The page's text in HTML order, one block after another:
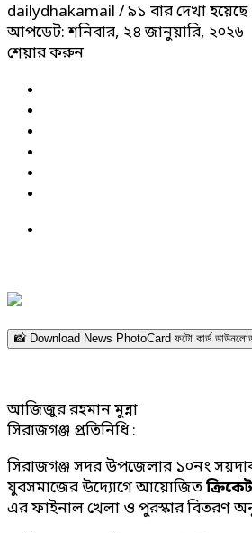
dailydhakamail / ৯১ বার দেখা হয়েছে
আপডেট: শনিবার, ২৪ জানুয়ারি, ২০২৬
শেয়ার করুন
📸 Download News PhotoCard ফটো কার্ড
আজিজুর রহমান মুন্না
সিরাজগঞ্জ প্রতিনিধি :
সিরাজগঞ্জ সদর উপজেলার ১০নং
যুবসমাজের উদ্যোগে আয়োজিত
এর ফাইনাল খেলা ও পুরস্কার বিতরণ